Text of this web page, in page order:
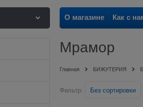
О магазине Как с
Мрамор
Главная БИЖУТЕРИЯ
Фильтр: Без сортировки